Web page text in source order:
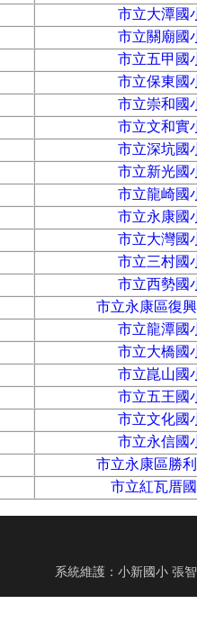
市立大潭國
市立關廟國
市立五甲國
市立保東國
市立崇和國
市立文和實
市立深坑國
市立新光國
市立龍崎國
市立永康國
市立大灣國
市立三村國
市立西勢國
市立永康區復
市立龍潭國
市立大橋國
市立崑山國
市立五王國
市立文化國
市立永信國
市立永康區勝
市立紅瓦厝
系統維護：小新國小 張